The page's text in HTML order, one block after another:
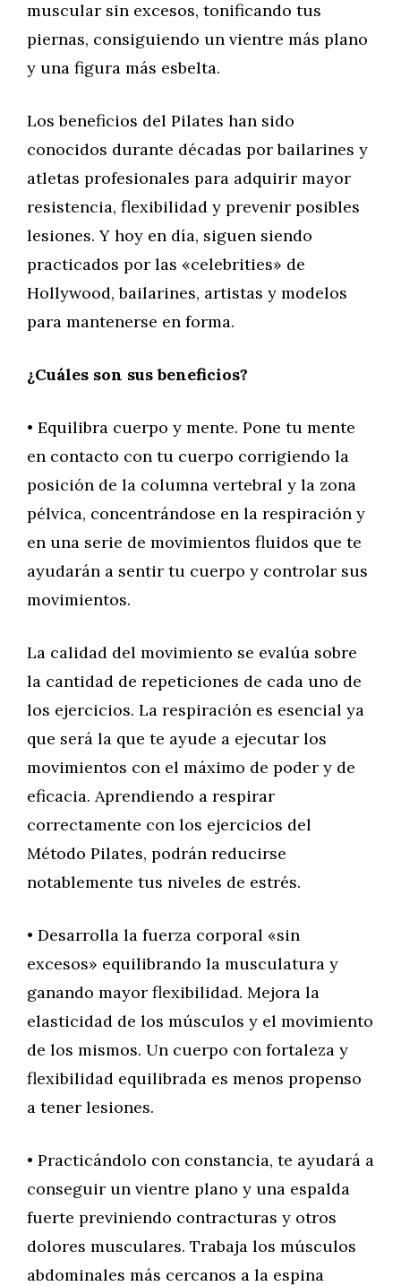
muscular sin excesos, tonificando tus
piernas, consiguiendo un vientre más plano
y una figura más esbelta.
Los beneficios del Pilates han sido
conocidos durante décadas por bailarines y
atletas profesionales para adquirir mayor
resistencia, flexibilidad y prevenir posibles
lesiones. Y hoy en día, siguen siendo
practicados por las «celebrities» de
Hollywood, bailarines, artistas y modelos
para mantenerse en forma.
¿Cuáles son sus beneficios?
• Equilibra cuerpo y mente. Pone tu mente
en contacto con tu cuerpo corrigiendo la
posición de la columna vertebral y la zona
pélvica, concentrándose en la respiración y
en una serie de movimientos fluidos que te
ayudarán a sentir tu cuerpo y controlar sus
movimientos.
La calidad del movimiento se evalúa sobre
la cantidad de repeticiones de cada uno de
los ejercicios. La respiración es esencial ya
que será la que te ayude a ejecutar los
movimientos con el máximo de poder y de
eficacia. Aprendiendo a respirar
correctamente con los ejercicios del
Método Pilates, podrán reducirse
notablemente tus niveles de estrés.
• Desarrolla la fuerza corporal «sin
excesos» equilibrando la musculatura y
ganando mayor flexibilidad. Mejora la
elasticidad de los músculos y el movimiento
de los mismos. Un cuerpo con fortaleza y
flexibilidad equilibrada es menos propenso
a tener lesiones.
• Practicándolo con constancia, te ayudará a
conseguir un vientre plano y una espalda
fuerte previniendo contracturas y otros
dolores musculares. Trabaja los músculos
abdominales más cercanos a la espina